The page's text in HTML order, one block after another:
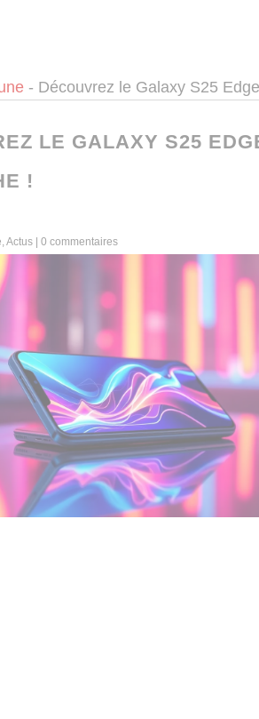
- Découvrez le Galaxy S25
LE GALAXY S25
!
, Actus| 0 commentaires